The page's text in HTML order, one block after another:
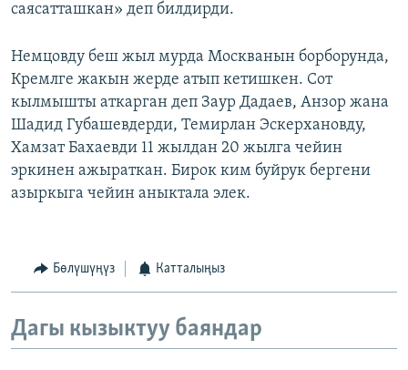
саясатташкан» деп билдирди.
Немцовду беш жыл мурда Москванын борборунда,
Кремлге жакын жерде атып кетишкен. Сот
кылмышты аткарган деп Заур Дадаев, Анзор жана
Шадид Губашевдерди, Темирлан Эскерхановду,
Хамзат Бахаевди 11 жылдан 20 жылга чейин
эркинен ажыраткан. Бирок ким буйрук бергени
азыркыга чейин аныктала элек.
Бөлүшүңүз Катталыңыз
Дагы кызыктуу баяндар